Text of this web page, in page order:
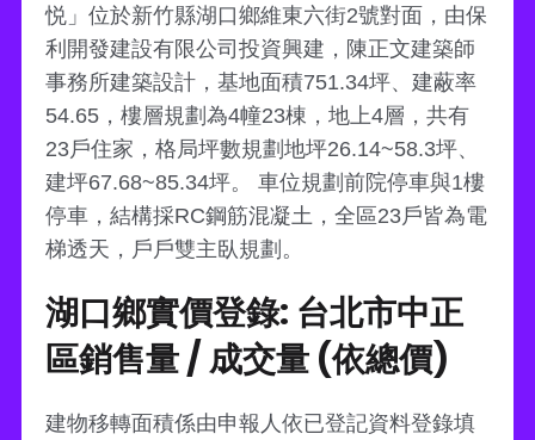
悦」位於新竹縣湖口鄉維東六街2號對面，由保
利開發建設有限公司投資興建，陳正文建築師
事務所建築設計，基地面積751.34坪、建蔽率
54.65，樓層規劃為4幢23棟，地上4層，共有
23戶住家，格局坪數規劃地坪26.14~58.3坪、
建坪67.68~85.34坪。 車位規劃前院停車與1樓
停車，結構採RC鋼筋混凝土，全區23戶皆為電
梯透天，戶戶雙主臥規劃。
湖口鄉實價登錄: 台北市中正
區銷售量 / 成交量 (依總價)
建物移轉面積係由申報人依已登記資料登錄填